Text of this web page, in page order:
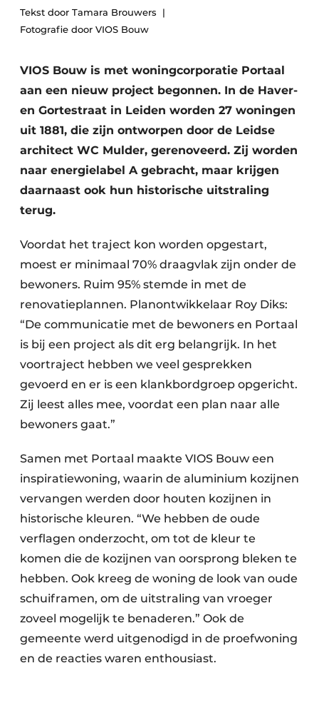
Podcasts
story
metadata
Vacature aanmelden
Vacatures
Video’s
Glas
Tekst door Tamara Brouwers
Fotografie door VIOS Bouw
VIOS Bouw is met woningcorporatie Portaal
aan een nieuw project begonnen. In de Haver-
en Gortestraat in Leiden worden 27 woningen
uit 1881, die zijn ontworpen door de Leidse
architect WC Mulder, gerenoveerd. Zij worden
naar energielabel A gebracht, maar krijgen
daarnaast ook hun historische uitstraling
terug.
Voordat het traject kon worden opgestart,
moest er minimaal 70% draagvlak zijn onder de
bewoners. Ruim 95% stemde in met de
renovatieplannen. Planontwikkelaar Roy Diks:
“De communicatie met de bewoners en Portaal
is bij een project als dit erg belangrijk. In het
voortraject hebben we veel gesprekken
gevoerd en er is een klankbordgroep opgericht.
Zij leest alles mee, voordat een plan naar alle
bewoners gaat.”
Samen met Portaal maakte VIOS Bouw een
inspiratiewoning, waarin de aluminium kozijnen
vervangen werden door houten kozijnen in
historische kleuren. “We hebben de oude
verflagen onderzocht, om tot de kleur te
komen die de kozijnen van oorsprong bleken te
hebben. Ook kreeg de woning de look van oude
schuiframen, om de uitstraling van vroeger
zoveel mogelijk te benaderen.” Ook de
gemeente werd uitgenodigd in de proefwoning
en de reacties waren enthousiast.